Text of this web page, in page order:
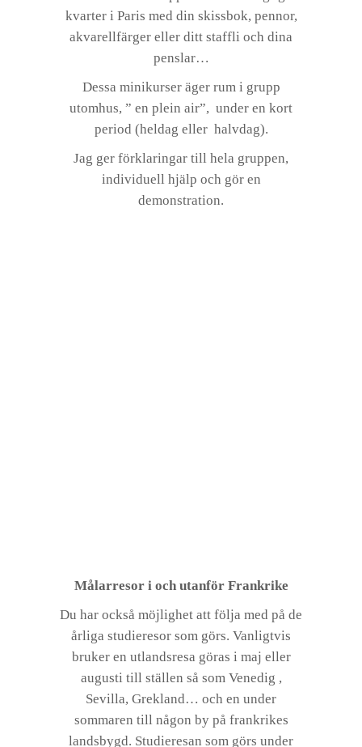
kvarter i Paris med din skissbok, pennor,
akvarellfärger eller ditt staffli och dina
penslar…
Dessa minikurser äger rum i grupp
utomhus, ” en plein air”, under en kort
period (heldag eller halvdag).
Jag ger förklaringar till hela gruppen,
individuell hjälp och gör en
demonstration.
Målarresor i och utanför Frankrike
Du har också möjlighet att följa med på de
årliga studieresor som görs. Vanligtvis
bruker en utlandsresa göras i maj eller
augusti till ställen så som Venedig ,
Sevilla, Grekland… och en under
sommaren till någon by på frankrikes
landsbygd. Studieresan som görs under